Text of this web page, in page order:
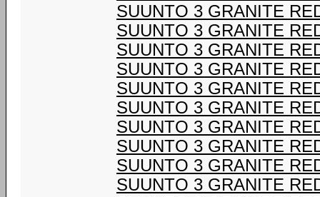
SUUNTO 3 GRANITE
SUUNTO 3 GRANITE
SUUNTO 3 GRANITE
SUUNTO 3 GRANITE
SUUNTO 3 GRANITE
SUUNTO 3 GRANITE
SUUNTO 3 GRANITE
SUUNTO 3 GRANITE
SUUNTO 3 GRANITE
SUUNTO 3 GRANITE